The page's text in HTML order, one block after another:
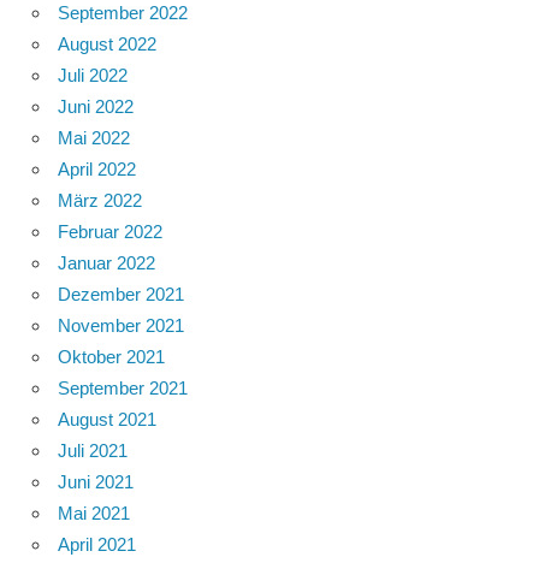
September 2022
August 2022
Juli 2022
Juni 2022
Mai 2022
April 2022
März 2022
Februar 2022
Januar 2022
Dezember 2021
November 2021
Oktober 2021
September 2021
August 2021
Juli 2021
Juni 2021
Mai 2021
April 2021